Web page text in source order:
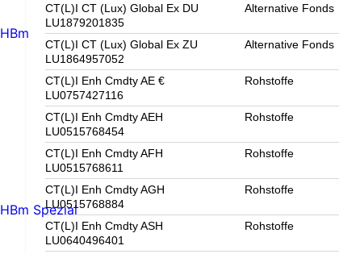
CT(L)I CT (Lux) Global Ex DU
LU1879201835
Alternative Fonds
CT(L)I CT (Lux) Global Ex ZU
LU1864957052
Alternative Fonds
CT(L)I Enh Cmdty AE €
LU0757427116
Rohstoffe
CT(L)I Enh Cmdty AEH
LU0515768454
Rohstoffe
CT(L)I Enh Cmdty AFH
LU0515768611
Rohstoffe
CT(L)I Enh Cmdty AGH
LU0515768884
Rohstoffe
CT(L)I Enh Cmdty ASH
LU0640496401
Rohstoffe
HBm
HBm Spezial